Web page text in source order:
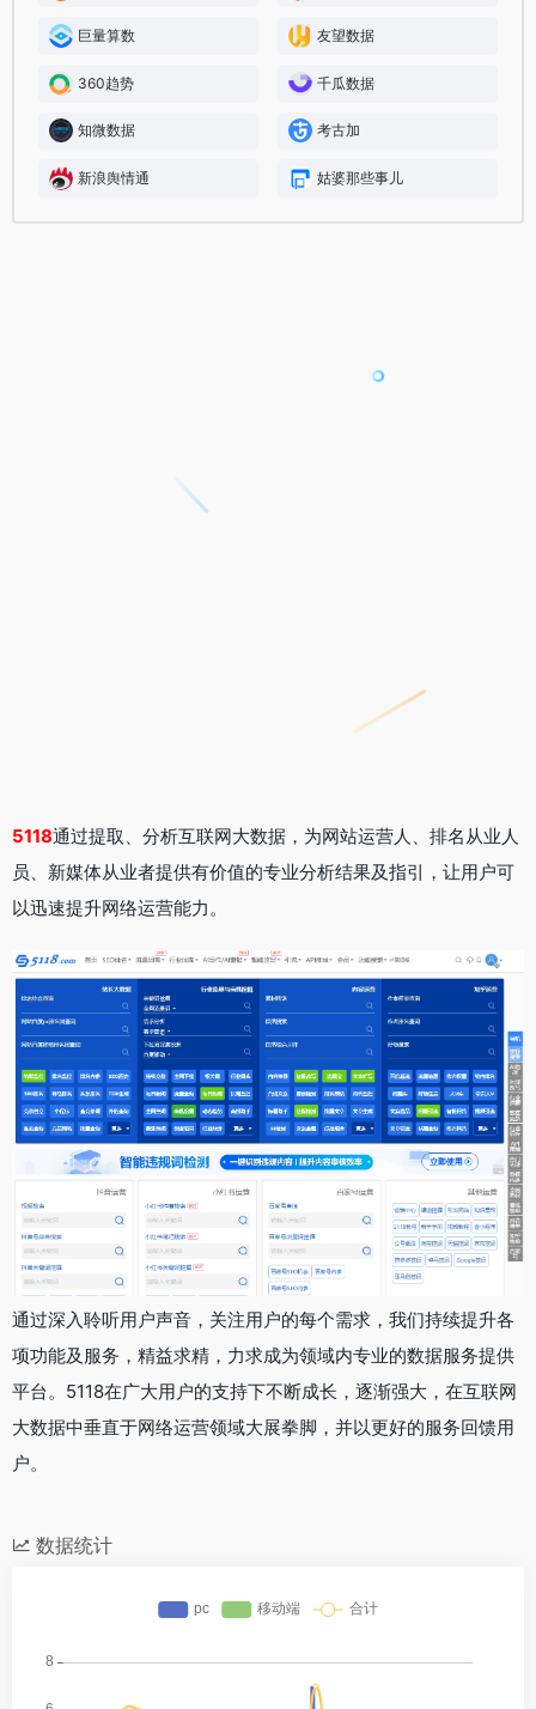
巨量算数 友望数据
360趋势 千瓜数据
知微数据 考古加
新浪舆情通 姑婆那些事儿
5118通过提取、分析互联网大数据，为网站运营人、排名从业人
员、新媒体从业者提供有价值的专业分析结果及指引，让用户可
以迅速提升网络运营能力。
通过深入聆听用户声音，关注用户的每个需求，我们持续提升各
项功能及服务，精益求精，力求成为领域内专业的数据服务提供
平台。5118在广大用户的支持下不断成长，逐渐强大，在互联网
大数据中垂直于网络运营领域大展拳脚，并以更好的服务回馈用
户。
数据统计